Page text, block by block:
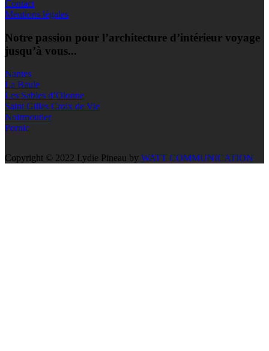
Contact
Mentions légales
Notre passion pour l’architecture d’intérieur voyage
jusqu’à vous...
Nantes
La Baule
Les Sables d’Olonne
Saint Gilles Croix de Vie
Noirmoutier
Pornic
Copyright © 2022 Lydie Pineau by WATT COMMUNICATION